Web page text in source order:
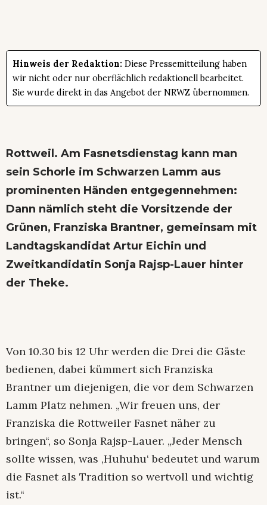
Hinweis der Redaktion: Diese Pressemitteilung haben
wir nicht oder nur oberflächlich redaktionell bearbeitet.
Sie wurde direkt in das Angebot der NRWZ übernommen.
Rottweil. Am Fasnetsdienstag kann man
sein Schorle im Schwarzen Lamm aus
prominenten Händen entgegennehmen:
Dann nämlich steht die Vorsitzende der
Grünen, Franziska Brantner, gemeinsam mit
Landtagskandidat Artur Eichin und
Zweitkandidatin Sonja Rajsp-Lauer hinter
der Theke.
Von 10.30 bis 12 Uhr werden die Drei die Gäste
bedienen, dabei kümmert sich Franziska
Brantner um diejenigen, die vor dem Schwarzen
Lamm Platz nehmen. „Wir freuen uns, der
Franziska die Rottweiler Fasnet näher zu
bringen“, so Sonja Rajsp-Lauer. „Jeder Mensch
sollte wissen, was ‚Huhuhu‘ bedeutet und warum
die Fasnet als Tradition so wertvoll und wichtig
ist.“